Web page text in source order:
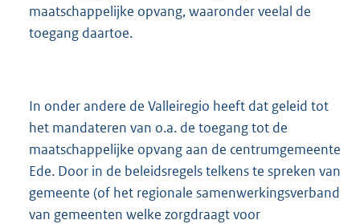
maatschappelijke opvang, waaronder veelal de
toegang daartoe.
In onder andere de Valleiregio heeft dat geleid tot
het mandateren van o.a. de toegang tot de
maatschappelijke opvang aan de centrumgemeente
Ede. Door in de beleidsregels telkens te spreken van
gemeente (of het regionale samenwerkingsverband
van gemeenten welke zorgdraagt voor